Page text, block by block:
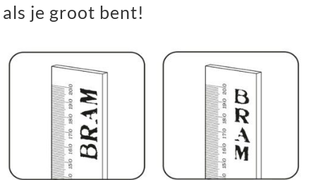
als je groot bent!